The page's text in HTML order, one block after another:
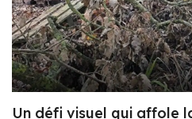
Un défi visuel qui affole